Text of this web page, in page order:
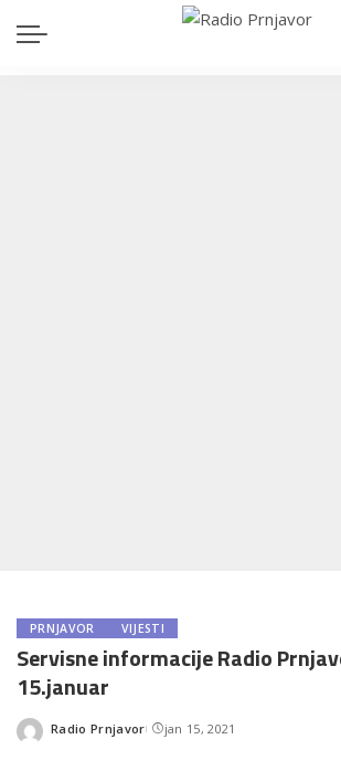
PRNJAVOR VIJESTI
Servisne informacije Radio
15.januar
Posted
Radio Prnjavor jan 15, 2021